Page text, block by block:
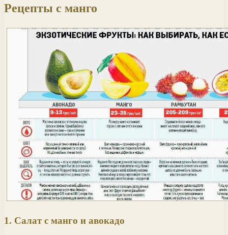
Рецепты с манго
1. Салат с манго и авокадо